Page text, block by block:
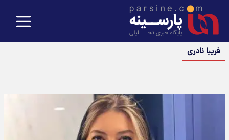
فریبا نادری